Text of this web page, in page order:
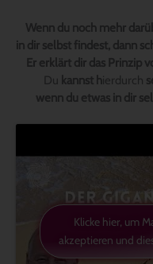
Wenn du noch mehr
in dir selbst findest, dann
Er erklärt dir das Prinzip
Du kannst hierdurch
wenn du etwas in dir
Klicke hier, um
akzeptieren und